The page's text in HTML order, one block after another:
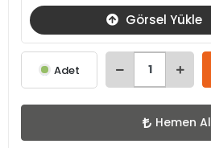
Görsel Yükle
Adet
Hemen Al